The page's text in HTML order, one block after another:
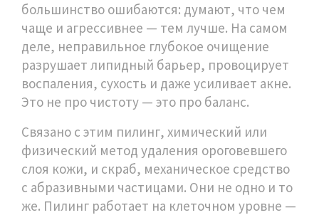
большинство ошибаются: думают, что чем
чаще и агрессивнее — тем лучше. На самом
деле, неправильное глубокое очищение
разрушает липидный барьер, провоцирует
воспаления, сухость и даже усиливает акне.
Это не про чистоту — это про баланс.
Связано с этим пилинг, химический или
физический метод удаления ороговевшего
слоя кожи, и скраб, механическое средство
с абразивными частицами. Они не одно и то
же. Пилинг работает на клеточном уровне —